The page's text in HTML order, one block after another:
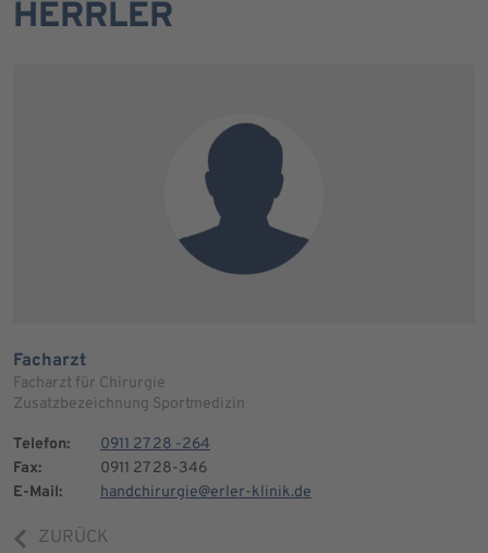
HERRLER
Facharzt
Facharzt für Chirurgie
Zusatzbezeichnung Sportmedizin
Telefon:
0911 27 28 -264
Fax:
0911 27 28-346
E-Mail:
handchirurgie@erler-klinik.de
ZURÜCK